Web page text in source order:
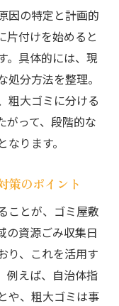
の費用節約術
賢く選ぶポイ
を抑えるコツ
コストダウン
費用を軽減す
解説
手順とコツ
進め方とは
因の特定と計画的
片付けを始めると
。具体的には、現
分方法を整理。
粗大ゴミに分ける
がって、段階的な
ります。
策のポイント
ことが、ゴミ屋敷
の資源ごみ収集日
り、これを活用す
例えば、自治体指
や、粗大ゴミは事